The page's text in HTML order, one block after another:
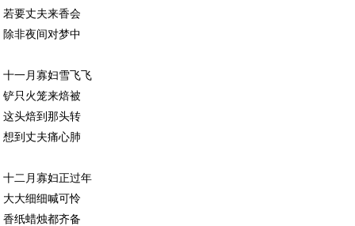
若要丈夫来香会
除非夜间对梦中
十一月寡妇雪飞飞
铲只火笼来焙被
这头焙到那头转
想到丈夫痛心肺
十二月寡妇正过年
大大细细喊可怜
香纸蜡烛都齐备